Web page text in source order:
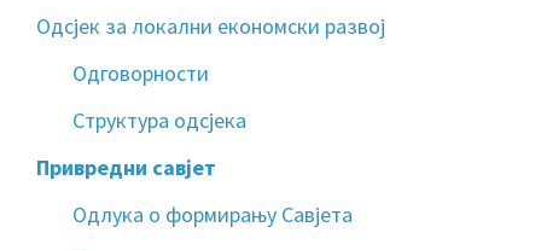
Oдсјек за локални економски развој
Одговорности
Структура одсјека
Привредни савјет
Одлука о формирању Савјета